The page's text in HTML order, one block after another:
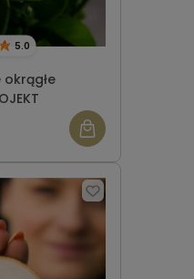
5.0